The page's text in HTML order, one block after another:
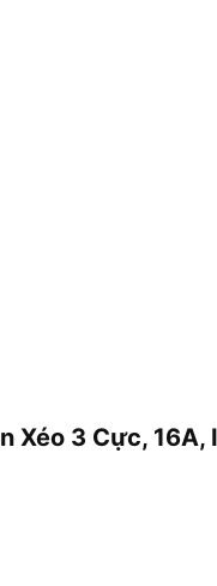
3 Cực, 16A,